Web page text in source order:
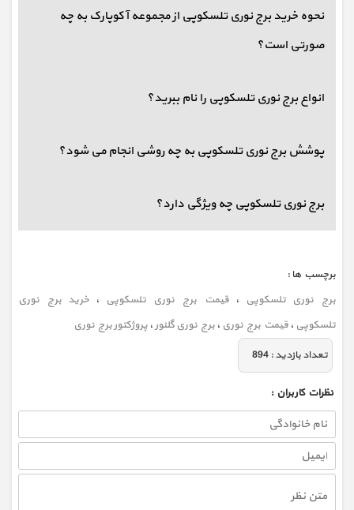
نحوه خرید برج نوری تلسکوپی از مجموعه آکوپارک به چه
صورتی است؟
انواع برج نوری تلسکوپی را نام ببرید؟
پوشش برج نوری تلسکوپی به چه روشی انجام می شود؟
برج نوری تلسکوپی چه ویژگی دارد؟
برچسب ها :
برج نوری تلسکوپی ،قیمت برج نوری تلسکوپی ، خرید برج نوری
تلسکوپی ،قیمت برج نوری ،برج نوری گلنور،پروژکتور برج نوری
تعداد بازديد :894
نظرات كاربران :